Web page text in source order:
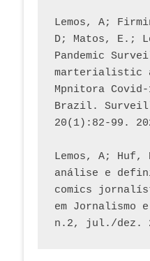
Lemos, A;
D; Matos, E.;
Pandemic
marterialistic
Mpnitora
Brazil.
20(1):82-99.
Lemos, A; Huf,
análise e
comics
em Jornalismo
n.2, jul./dez.